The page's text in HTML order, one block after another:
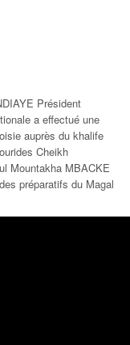
Président
a effectué une
auprès du khalife
Cheikh
Mountakha MBACKE
préparatifs du Magal